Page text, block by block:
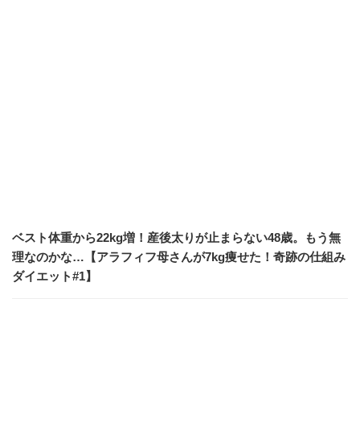
ベスト体重から22kg増！産後太りが止まらない48歳。もう無
理なのかな…【アラフィフ母さんが7kg痩せた！奇跡の仕組み
ダイエット#1】